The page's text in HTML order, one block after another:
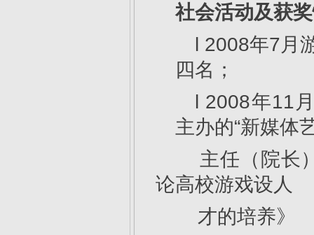
社会活动及获
l 2008年7月
四名；
l 2008年11
主办的“新媒体
主任（院长）
论高校游戏设人
才的培养》